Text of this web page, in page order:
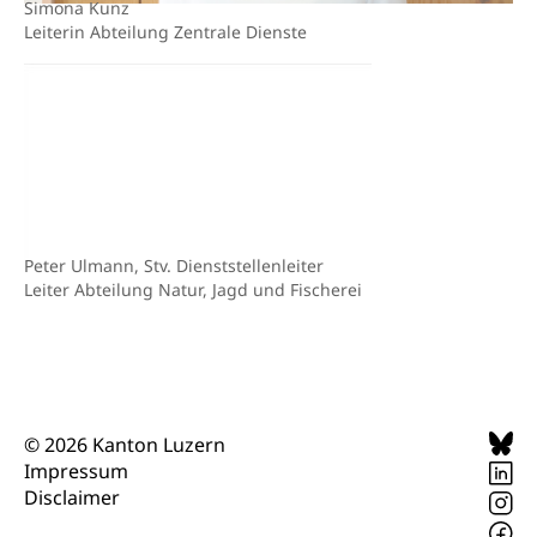
Simona Kunz
Leiterin Abteilung Zentrale Dienste
Peter Ulmann, Stv. Dienststellenleiter
Leiter Abteilung Natur, Jagd und Fischerei
© 2026 Kanton Luzern
Impressum
Disclaimer
Sekundärprävention, Tertiärprävention
Gesundheitsversorgung
(gruezi.lu.ch)
Krankenversicherung (WAS Luzern)
Arbeitslosenversicherung (WAS Luzern)
Invalidenversicherung (WAS Luzern)
Drogenabhängigkeit, Drogensucht,
Medikamentenabhängigkeit,
Gesundheitsversorgung, Spital, Pflegeinitiative,
Ambulant vor stationär, AVOS, Patientendossier